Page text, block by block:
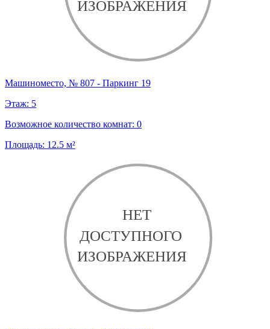
Машиноместо, № 807 - Паркинг 19
Этаж: 5
Возможное количество комнат: 0
Площадь: 12.5 м²